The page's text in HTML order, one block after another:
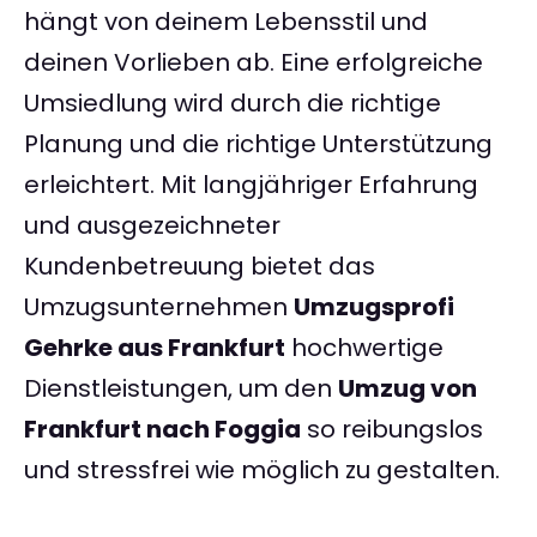
hängt von deinem Lebensstil und
deinen Vorlieben ab. Eine erfolgreiche
Umsiedlung wird durch die richtige
Planung und die richtige Unterstützung
erleichtert. Mit langjähriger Erfahrung
und ausgezeichneter
Kundenbetreuung bietet das
Umzugsunternehmen Umzugsprofi
Gehrke aus Frankfurt hochwertige
Dienstleistungen, um den Umzug von
Frankfurt nach Foggia so reibungslos
und stressfrei wie möglich zu gestalten.